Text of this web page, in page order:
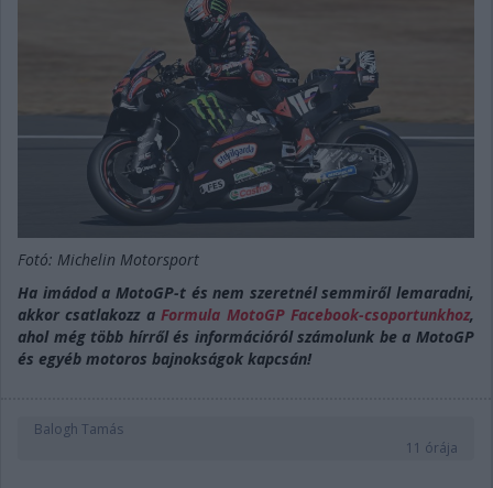
Fotó: Michelin Motorsport
Ha imádod a MotoGP-t és nem szeretnél semmiről lemaradni,
akkor csatlakozz aFormula MotoGP Facebook-csoportunkhoz,
ahol még több hírről és információról számolunk be a MotoGP
és egyéb motoros bajnokságok kapcsán!
Balogh Tamás
11 órája